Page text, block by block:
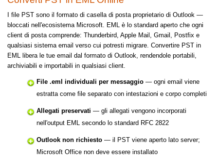
I file PST sono il formato di casella di posta proprietario di Outlook —
bloccati nell'ecosistema Microsoft. EML è lo standard aperto che ogni
client di posta comprende: Thunderbird, Apple Mail, Gmail, Postfix e
qualsiasi sistema email verso cui potresti migrare. Convertire PST in
EML libera le tue email dal formato di Outlook, rendendole portabili,
archiviabili e importabili in qualsiasi client.
File .eml individuali per messaggio — ogni email viene
estratta come file separato con intestazioni e corpo completi
Allegati preservati — gli allegati vengono incorporati
nell'output EML secondo lo standard RFC 2822
Outlook non richiesto — il PST viene aperto lato server;
Microsoft Office non deve essere installato